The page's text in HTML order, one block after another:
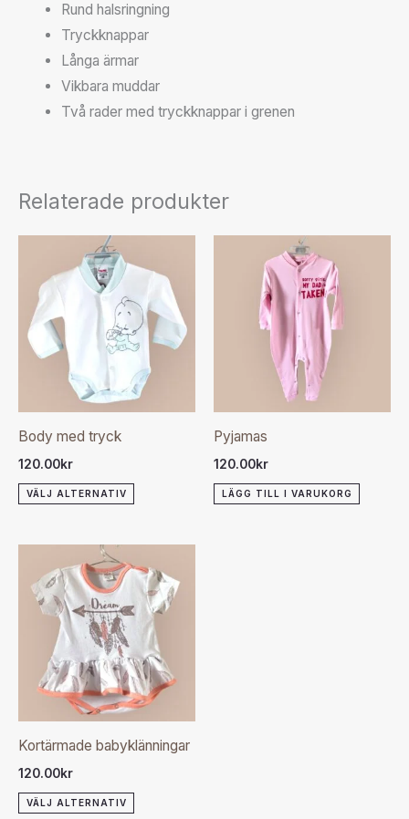
Rund halsringning
Tryckknappar
Långa ärmar
Vikbara muddar
Två rader med tryckknappar i grenen
Relaterade produkter
Body med tryck
120.00kr
VÄLJ ALTERNATIV
här
produkten
har
flera
varianter.
De
väljas
Pyjamas
120.00kr
LÄGG TILL I VARUKORG
Kortärmade babyklänningar
120.00kr
VÄLJ ALTERNATIV
här
produkten
har
flera
varianter.
De
väljas